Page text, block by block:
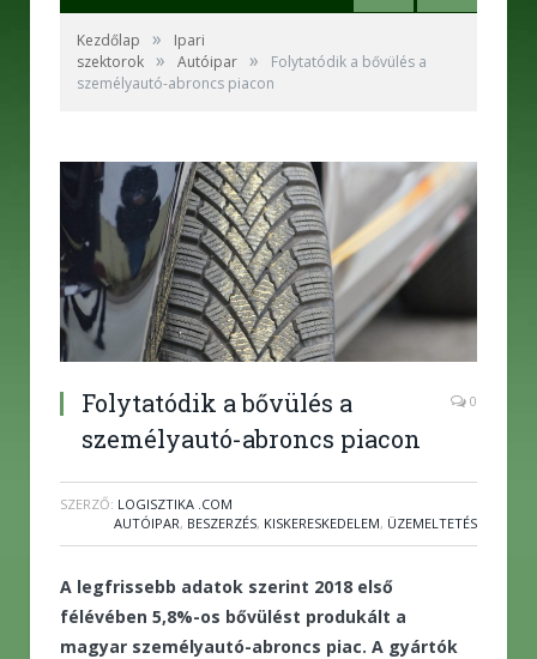
Kezdőlap »
Ipari
szektorok » Autóipar »
Folytatódik a bővülés a
személyautó-abroncs piacon
Folytatódik a bővülés a
személyautó-abroncs piacon
0
SZERZŐ: LOGISZTIKA .COM
AUTÓIPAR, BESZERZÉS, KISKERESKEDELEM, ÜZEMELTETÉS
A legfrissebb adatok szerint 2018 első
félévében 5,8%-os bővülést produkált a
magyar személyautó-abroncs piac. A gyártók